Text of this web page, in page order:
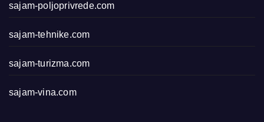
sajam-poljoprivrede.com
sajam-tehnike.com
sajam-turizma.com
sajam-vina.com